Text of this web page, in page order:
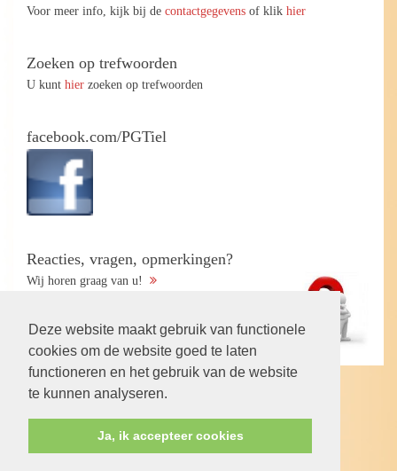
Deze website maakt gebruik van functionele
cookies om de website goed te laten
functioneren en het gebruik van de website
te kunnen analyseren.
Ja, ik accepteer cookies
Voor meer info, kijk bij de contactgegevens of klik hier
Zoeken op trefwoorden
U kunt hier zoeken op trefwoorden
facebook.com/PGTiel
Reacties, vragen, opmerkingen?
Wij horen graag van u!
Volg ons op: